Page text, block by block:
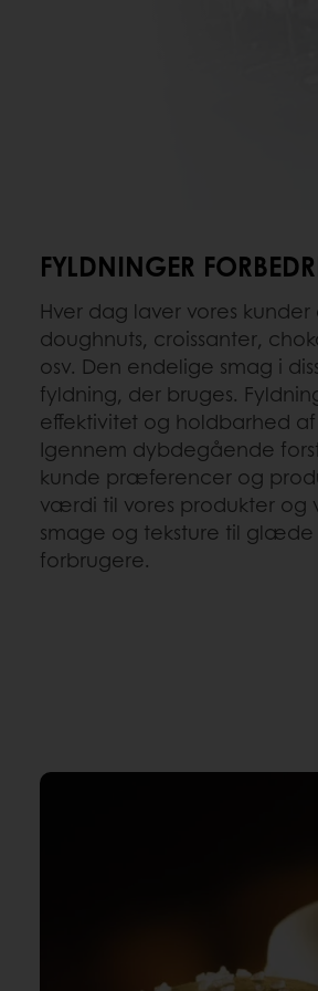
FYLDNINGER
Hver dag laver vores
doughnuts, croissanter,
osv. Den endelige smag i
fyldning, der bruges.
effektivitet og holdbarhed
Igennem dybdegående
kunde præferencer og
værdi til vores produkter og
smage og teksture til
forbrugere.